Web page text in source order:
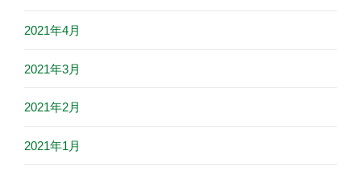
2021年4月
2021年3月
2021年2月
2021年1月